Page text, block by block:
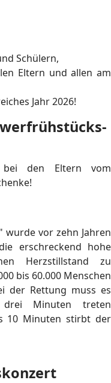
Schülern,
Eltern und allen am
Jahr 2026!
bei den Eltern vom
vor zehn Jahren
erschreckend hohe
Herzstillstand zu
bis 60.000 Menschen
der Rettung muss es
Minuten treten
10 Minuten stirbt der